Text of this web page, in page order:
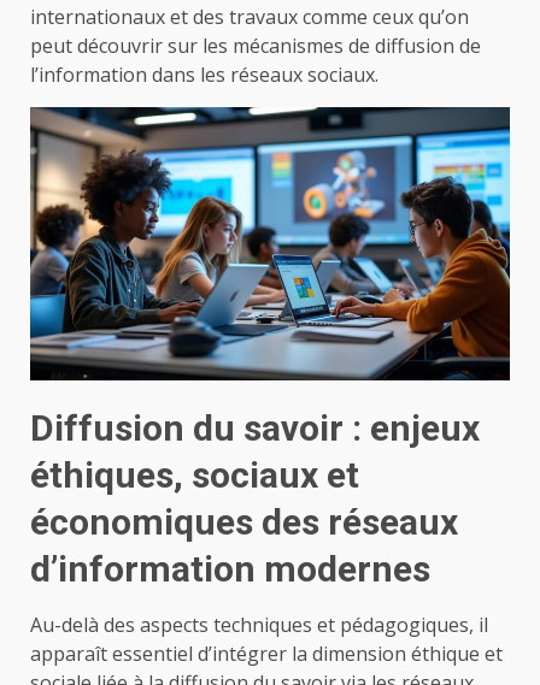
internationaux et des travaux comme ceux qu’on
peut découvrir sur les mécanismes de diffusion de
l’information dans les réseaux sociaux.
Diffusion du savoir : enjeux
éthiques, sociaux et
économiques des réseaux
d’information modernes
Au-delà des aspects techniques et pédagogiques, il
apparaît essentiel d’intégrer la dimension éthique et